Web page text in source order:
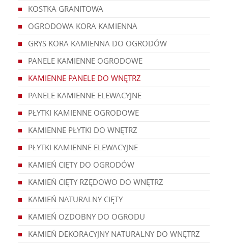
KOSTKA GRANITOWA
OGRODOWA KORA KAMIENNA
GRYS KORA KAMIENNA DO OGRODÓW
PANELE KAMIENNE OGRODOWE
KAMIENNE PANELE DO WNĘTRZ
PANELE KAMIENNE ELEWACYJNE
PŁYTKI KAMIENNE OGRODOWE
KAMIENNE PŁYTKI DO WNĘTRZ
PŁYTKI KAMIENNE ELEWACYJNE
KAMIEŃ CIĘTY DO OGRODÓW
KAMIEŃ CIĘTY RZĘDOWO DO WNĘTRZ
KAMIEŃ NATURALNY CIĘTY
KAMIEŃ OZDOBNY DO OGRODU
KAMIEŃ DEKORACYJNY NATURALNY DO WNĘTRZ